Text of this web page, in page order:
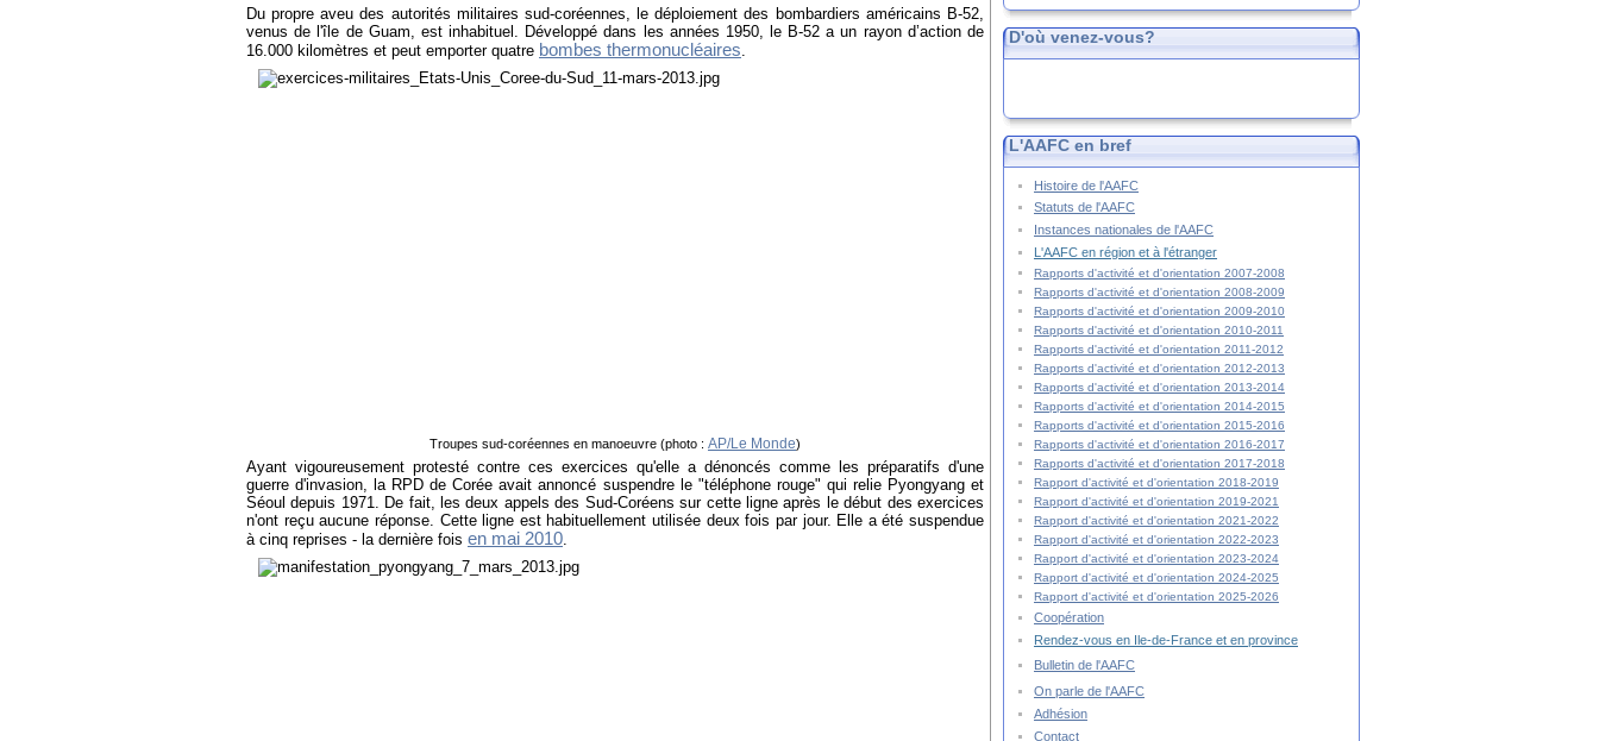
Du propre aveu des autorités militaires sud-coréennes, le déploiement des bombardiers américains B-52,
venus de l'île de Guam, est inhabituel. Développé dans les années 1950, le B-52 a un rayon d’action de
16.000 kilomètres et peut emporter quatre bombes thermonucléaires
Troupes sud-coréennes en manoeuvre (photo : AP/Le Monde)
Ayant vigoureusement protesté contre ces exercices qu'elle a dénoncés comme les préparatifs d'une
guerre d'invasion, la RPD de Corée avait annoncé suspendre le "téléphone rouge" qui relie Pyongyang et
Séoul depuis 1971. De fait, les deux appels des Sud-Coréens sur cette ligne après le début des exercices
n'ont reçu aucune réponse. Cette ligne est habituellement utilisée deux fois par jour. Elle a été suspendue
à cinq reprises - la dernière fois en mai 2010
D'où venez-vous?
L'AAFC en bref
Histoire de l'AAFC
Statuts de l'AAFC
Instances nationales de l'AAFC
L'AAFC en région et à l'étranger
Rapports d'activité et d'orientation 2007-2008
Rapports d'activité et d'orientation 2008-2009
Rapports d'activité et d'orientation 2009-2010
Rapports d'activité et d'orientation 2010-2011
Rapports d'activité et d'orientation 2011-2012
Rapports d'activité et d'orientation 2012-2013
Rapports d'activité et d'orientation 2013-2014
Rapports d'activité et d'orientation 2014-2015
Rapports d'activité et d'orientation 2015-2016
Rapports d'activité et d'orientation 2016-2017
Rapports d'activité et d'orientation 2017-2018
Rapport d'activité et d'orientation 2018-2019
Rapport d'activité et d'orientation 2019-2021
Rapport d'activité et d'orientation 2021-2022
Rapport d'activité et d'orientation 2022-2023
Rapport d'activité et d'orientation 2023-2024
Rapport d'activité et d'orientation 2024-2025
Rapport d'activité et d'orientation 2025-2026
Coopération
Rendez-vous en Ile-de-France et en province
Bulletin de l'AAFC
On parle de l'AAFC
Adhésion
Contact